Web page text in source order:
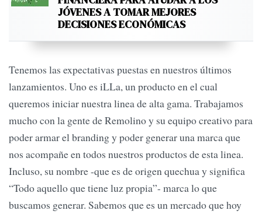
JÓVENES A TOMAR MEJORES
DECISIONES ECONÓMICAS
Tenemos las expectativas puestas en nuestros últimos
lanzamientos. Uno es iLLa, un producto en el cual
queremos iniciar nuestra linea de alta gama. Trabajamos
mucho con la gente de Remolino y su equipo creativo para
poder armar el branding y poder generar una marca que
nos acompañe en todos nuestros productos de esta linea.
Incluso, su nombre -que es de origen quechua y significa
“Todo aquello que tiene luz propia”- marca lo que
buscamos generar. Sabemos que es un mercado que hoy